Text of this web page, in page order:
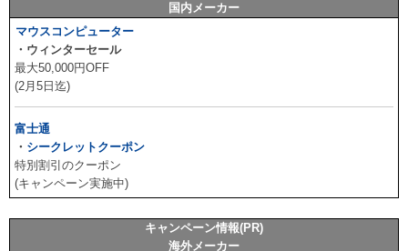
国内メーカー
マウスコンピューター
・ウィンターセール
最大50,000円OFF
(2月5日迄)
富士通
・ シークレットクーポン
特別割引のクーポン
(キャンペーン実施中)
キャンペーン情報(PR)
海外メーカー